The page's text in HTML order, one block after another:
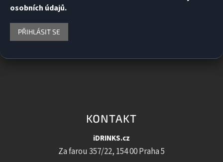
osobních údajů.
PŘIHLÁSIT SE
KONTAKT
iDRINKS.cz
Za farou 357/22, 154 00 Praha 5